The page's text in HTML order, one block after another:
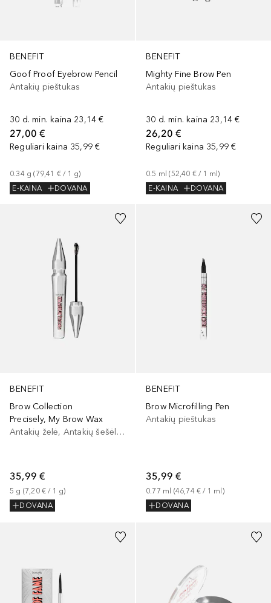
BENEFIT
Goof Proof Eyebrow Pencil
Antakių pieštukas
30 d. min. kaina 23,14 €
27,00 €
Reguliari kaina 35,99 €
0.34 g (79,41 € / 1 g)
E-KAINA
DOVANA
BENEFIT
Mighty Fine Brow Pen
Antakių pieštukas
30 d. min. kaina 23,14 €
26,20 €
Reguliari kaina 35,99 €
0.5 ml (52,40 € / 1 ml)
E-KAINA
DOVANA
BENEFIT
Brow Collection
Precisely, My Brow Wax
Antakių želė, Antakių šešėliai/dažai
35,99 €
5 g (7,20 € / 1 g)
DOVANA
+9
BENEFIT
Brow Microfilling Pen
Antakių pieštukas
35,99 €
0.77 ml (46,74 € / 1 ml )
DOVANA
+1
+7